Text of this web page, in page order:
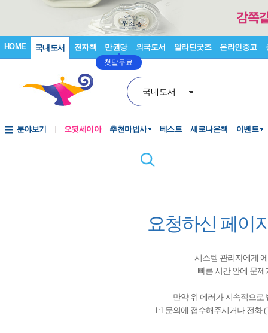
HOME 국내도서 전자책 만권당
첫달무료
외국도서 알라딘굿즈 온라인중고
국내도서
분야보기 오뒷세이아 추천마법사 베스트 새로나온책 이벤트
요청하신 페이
시스템 관리자에게
빠른 시간 안에 문
만약 위 에러가 지속적으로
1:1 문의에 접수해주시거나 전화 (